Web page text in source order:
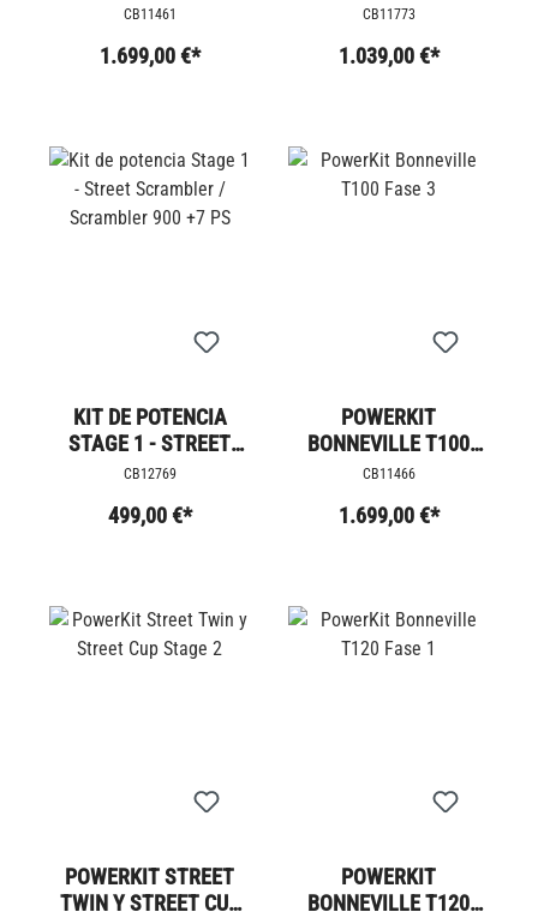
FASE 3
CB11461
1.699,00 €*
CB11773
1.039,00 €*
KIT DE POTENCIA
STAGE 1 - STREET
SCRAMBLER /
PS
CB12769
499,00 €*
POWERKIT
BONNEVILLE T100
FASE 3
CB11466
1.699,00 €*
POWERKIT STREET
TWIN Y STREET CUP
POWERKIT
BONNEVILLE T120